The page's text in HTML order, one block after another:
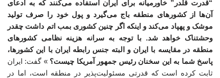
“قدرت قلدر” خاورمیانه برای ایران استفاده می‌کنند که به ادعای
آن‌ها از کشورهای منطقه باج می‌گیرد و پول خود را صرف تولید
موشک و پهپاد می‌کند و اینکه اگر چنین کشوری بمب اتم داشت چقدر
وحشتناک خواهد شد. با توجه به سرانه هزینه نظامی کشورهای
منطقه در مقایسه با ایران و البته جنس رابطه ایران با این کشورها،
پاسخ شما به این سخنان رئیس جمهور آمریکا چیست؟» گفت: ایران
ثابت کرده است که قدرتی مسئولیت‌پذیر در منطقه است، اما در